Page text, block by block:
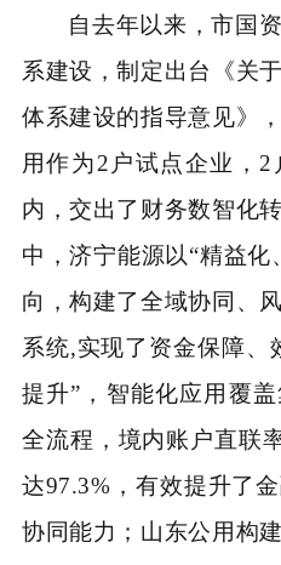
自去年以来，市国
系建设，制定出台《关
体系建设的指导意见》
用作为2户试点企业，
内，交出了财务数智化
中，济宁能源以“精益
向，构建了全域协同、
系统,实现了资金保障、
提升”，智能化应用覆
全流程，境内账户直联
达97.3%，有效提升了
协同能力；山东公用构